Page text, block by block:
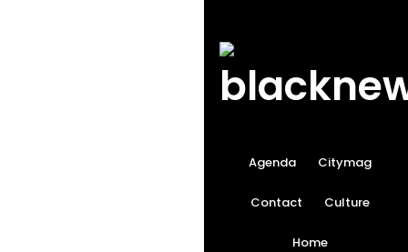
Agenda Citymag
Contact Culture
Home